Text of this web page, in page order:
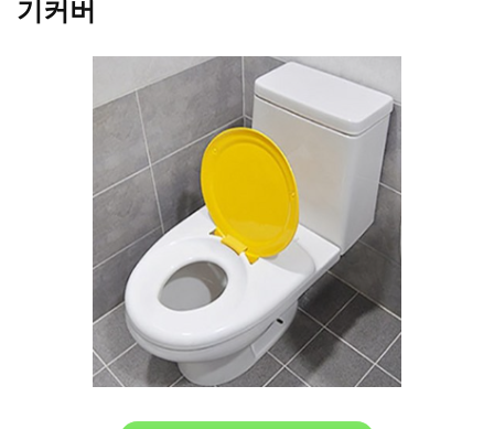
기커버